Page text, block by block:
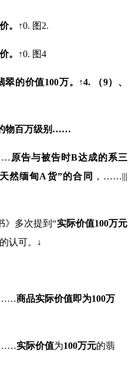
。 ↑0. 图2.
。 ↑0. 图4
翠的价值100万。 ↑4. （9）、
物百万级别 ……
原告与被告时B达成的系三
天然缅甸A货”的合同 ， ……|||
》多次提到“实际价值100万元
认可。↓
……商品实际价值即为100万
……实际价值为100万元的翡